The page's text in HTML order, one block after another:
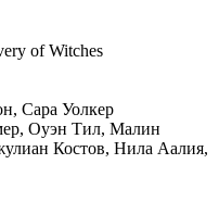
of Witches
Сара Уолкер
Оуэн Тил, Малин
Костов, Нила Аалия,